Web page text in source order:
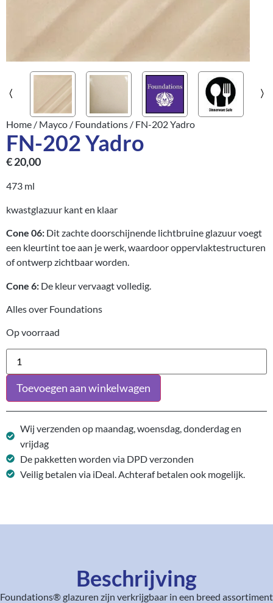
Home / Mayco / Foundations / FN-202 Yadro
FN-202 Yadro
€20,00
473 ml
kwastglazuur kant en klaar
Cone 06: Dit zachte doorschijnende lichtbruine glazuur voegt
een kleurtint toe aan je werk, waardoor oppervlaktestructuren
of ontwerp zichtbaar worden.
Cone 6: De kleur vervaagt volledig.
Alles over Foundations
Op voorraad
Toevoegen aan winkelwagen
Wij verzenden op maandag, woensdag, donderdag en
vrijdag
De pakketten worden via DPD verzonden
Veilig betalen via iDeal. Achteraf betalen ook mogelijk.
Beschrijving
Foundations® glazuren zijn verkrijgbaar in een breed assortiment